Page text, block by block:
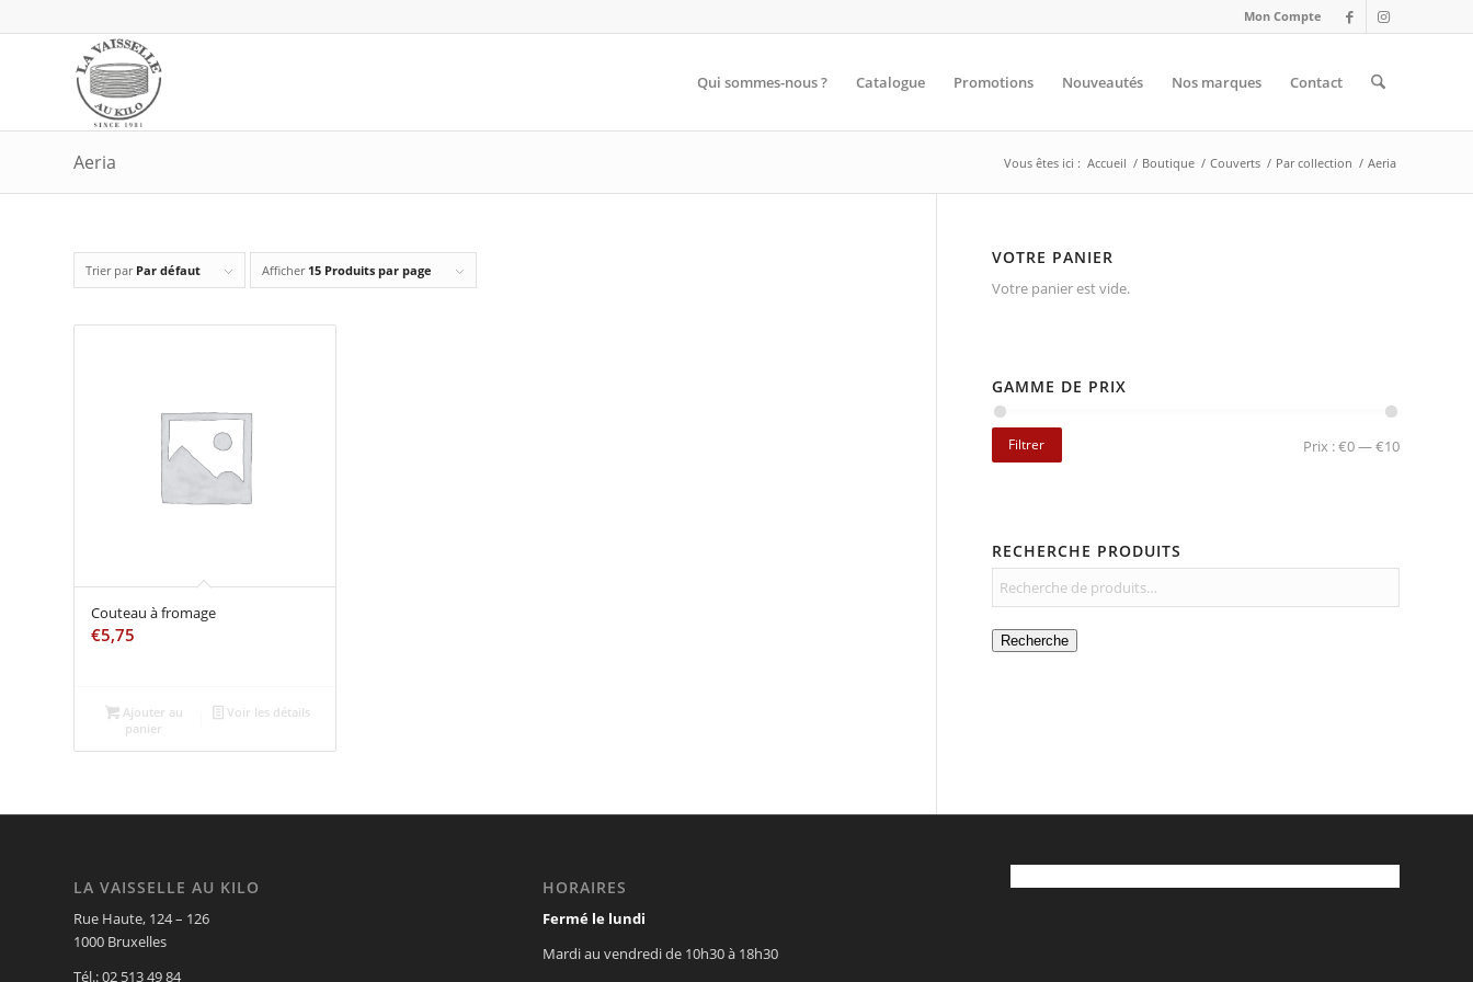
Mon Compte
Qui sommes-nous ? Catalogue Promotions Nouveautés Nos marques Contact
Aeria Vous êtes ici : Accueil / Boutique / Couverts / Par collection / Aeria
Trier par Par défaut Afficher 15 Produits par page
Couteau à fromage
€5,75
Ajouter au
panier
Voir les détails
VOTRE PANIER
Votre panier est vide.
GAMME DE PRIX
Filtrer Prix :€0—€10
RECHERCHE PRODUITS
Recherche
LA VAISSELLE AU KILO
Rue Haute, 124 – 126
1000 Bruxelles
Tél.: 02 513 49 84
HORAIRES
Fermé le lundi
Mardi au vendredi de 10h30 à 18h30